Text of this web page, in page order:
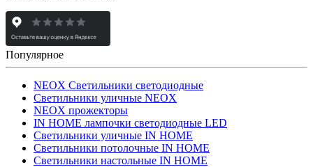
Популярное
NEOX Светильники светодиодные
Светильники уличные NEOX
NEOX прожекторы
IN HOME лампочки светодиодные LED
Светильники уличные IN HOME
Светильники потолочные IN HOME
Светильники настольные IN HOME